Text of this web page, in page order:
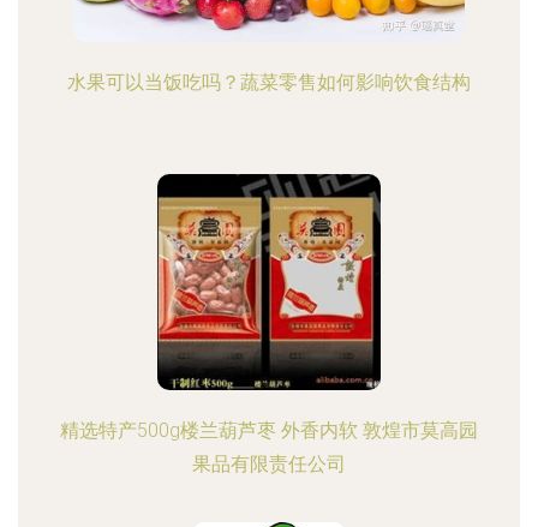
水果可以当饭吃吗？蔬菜零售如何影响饮食结构
精选特产500g楼兰葫芦枣 外香内软 敦煌市莫高园
果品有限责任公司